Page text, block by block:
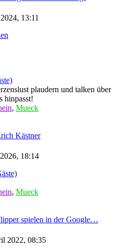
13:11
plaudern und talken über
hinpasst!
, Mueck
Kästner
18:14
, Mueck
spielen in der Google…
2022, 08:35